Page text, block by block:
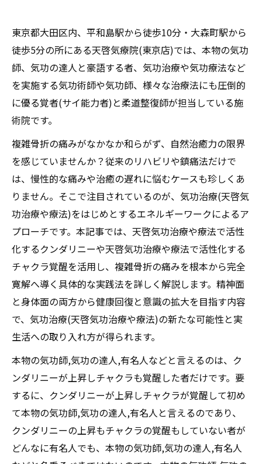
東京都大田区内、平和島駅から徒歩10分・大森町駅から
徒歩5分の所にある天啓気療院(東京店)では、本物の気功
師、気功の達人と豪語する者、気功治療や気功療法など
を実施する気功術師や気功師、様々な治療法にも圧倒的
に優る覚者(サイ能力者)と柔道整復師が担当している施
術院です。
複雑骨折の痛みがなかなか和らがず、自然治癒力の限界
を感じていませんか？従来のリハビリや鎮痛法だけで
は、慢性的な痛みや治癒の遅れに悩むケースも珍しくあ
りません。そこで注目されているのが、気功治療(天啓気
功治療や療法)をはじめとするエネルギーワークによるア
プローチです。本記事では、天啓気功治療や療法で活性
化するクンダリニーや天啓気功治療や療法で活性化する
チャクラ覚醒を活用し、複雑骨折の痛みを根本から完全
寛解へ導く具体的な実践法を詳しく解説します。精神面
と身体面の両方から健康回復と意識の拡大を目指す内容
で、気功治療(天啓気功治療や療法)の新たな可能性と実
生活への取り入れ方が得られます。
本物の気功師,気功の達人,有名人などと言えるのは、ク
ンダリニーが上昇しチャクラも覚醒した者だけです。要
するに、クンダリニーが上昇しチャクラが覚醒して初め
て本物の気功師,気功の達人,有名人と言えるのであり、
クンダリニーの上昇もチャクラの覚醒もしていない者が
どんなに有名人でも、本物の気功師,気功の達人,有名人